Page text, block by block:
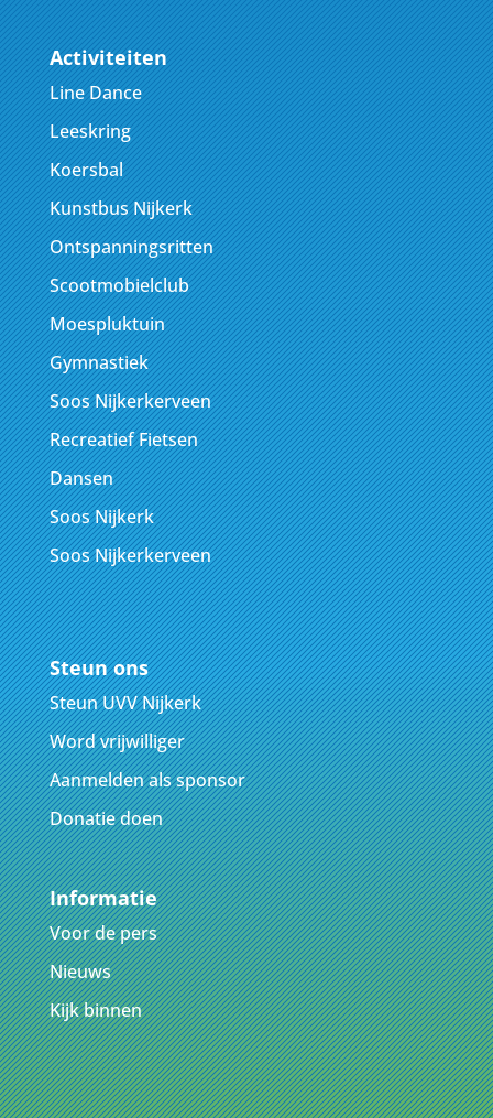
Activiteiten
Line Dance
Leeskring
Koersbal
Kunstbus Nijkerk
Ontspanningsritten
Scootmobielclub
Moespluktuin
Gymnastiek
Soos Nijkerkerveen
Recreatief Fietsen
Dansen
Soos Nijkerk
Soos Nijkerkerveen
Steun ons
Steun UVV Nijkerk
Word vrijwilliger
Aanmelden als sponsor
Donatie doen
Informatie
Voor de pers
Nieuws
Kijk binnen